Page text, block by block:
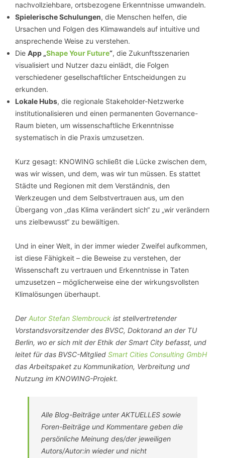
nachvollziehbare, ortsbezogene Erkenntnisse umwandeln.
Spielerische Schulungen, die Menschen helfen, die
Ursachen und Folgen des Klimawandels auf intuitive und
ansprechende Weise zu verstehen.
Die App „Shape Your Future“, die Zukunftsszenarien
visualisiert und Nutzer dazu einlädt, die Folgen
verschiedener gesellschaftlicher Entscheidungen zu
erkunden.
Lokale Hubs, die regionale Stakeholder-Netzwerke
institutionalisieren und einen permanenten Governance-
Raum bieten, um wissenschaftliche Erkenntnisse
systematisch in die Praxis umzusetzen.
Kurz gesagt: KNOWING schließt die Lücke zwischen dem,
was wir wissen, und dem, was wir tun müssen. Es stattet
Städte und Regionen mit dem Verständnis, den
Werkzeugen und dem Selbstvertrauen aus, um den
Übergang von „das Klima verändert sich“ zu „wir verändern
uns zielbewusst“ zu bewältigen.
Und in einer Welt, in der immer wieder Zweifel aufkommen,
ist diese Fähigkeit – die Beweise zu verstehen, der
Wissenschaft zu vertrauen und Erkenntnisse in Taten
umzusetzen – möglicherweise eine der wirkungsvollsten
Klimalösungen überhaupt.
DerAutor Stefan Slembrouck ist stellvertretender
Vorstandsvorsitzender des BVSC, Doktorand an der TU
Berlin, wo er sich mit der Ethik der Smart City befasst, und
leitet für das BVSC-Mitglied Smart Cities Consulting GmbH
das Arbeitspaket zu Kommunikation, Verbreitung und
Nutzung im KNOWING-Projekt.
Alle Blog-Beiträge unter AKTUELLES sowie
Foren-Beiträge und Kommentare geben die
persönliche Meinung des/der jeweiligen
Autors/Autor:in wieder und nicht